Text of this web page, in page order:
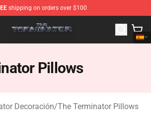
shipping on orders over $100
Store - Official The Terminator
Pillows
Decoración/The Terminator Pillows